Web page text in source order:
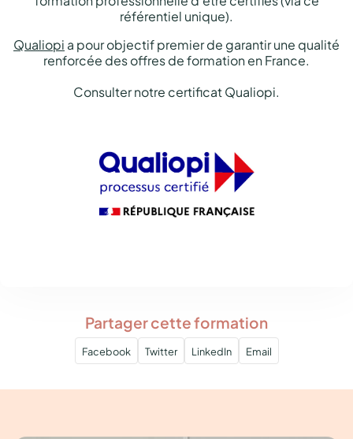
référentiel unique).
Qualiopia pour objectif premier de garantir une qualité
renforcée des offres de formation en France.
Consulter notre certificat Qualiopi.
Partager cette formation
Facebook Twitter LinkedIn Email